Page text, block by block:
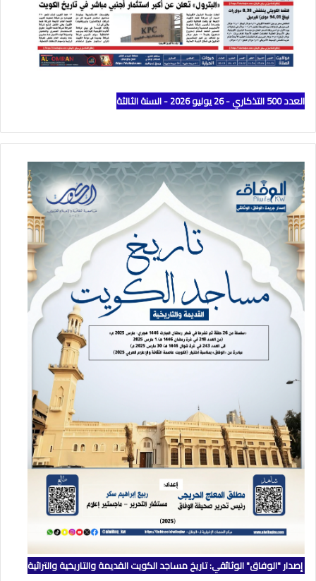
العدد 500 التذكاري - 26 يوليو 2026 - السنة الثالثة
إصدار "الوفاق" الوثائقي: تاريخ مساجد الكويت القديمة والتاريخية والتراثية